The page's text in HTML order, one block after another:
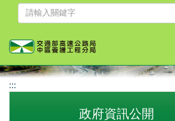
容
:::
政府資訊公開